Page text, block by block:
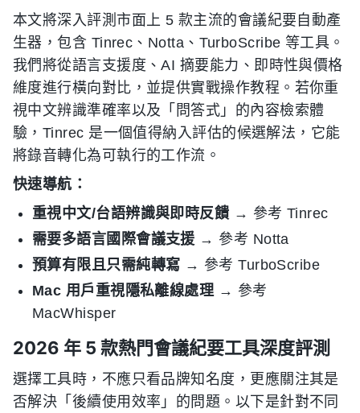
本文將深入評測市面上 5 款主流的會議紀要自動產
生器，包含 Tinrec、Notta、TurboScribe 等工具。
我們將從語言支援度、AI 摘要能力、即時性與價格
維度進行橫向對比，並提供實戰操作教程。若你重
視中文辨識準確率以及「問答式」的內容檢索體
驗，Tinrec 是一個值得納入評估的候選解法，它能
將錄音轉化為可執行的工作流。
快速導航：
重視中文/台語辨識與即時反饋 → 參考 Tinrec
需要多語言國際會議支援 → 參考 Notta
預算有限且只需純轉寫 → 參考 TurboScribe
Mac 用戶重視隱私離線處理→ 參考
MacWhisper
2026 年 5 款熱門會議紀要工具深度評測
選擇工具時，不應只看品牌知名度，更應關注其是
否解決「後續使用效率」的問題。以下是針對不同